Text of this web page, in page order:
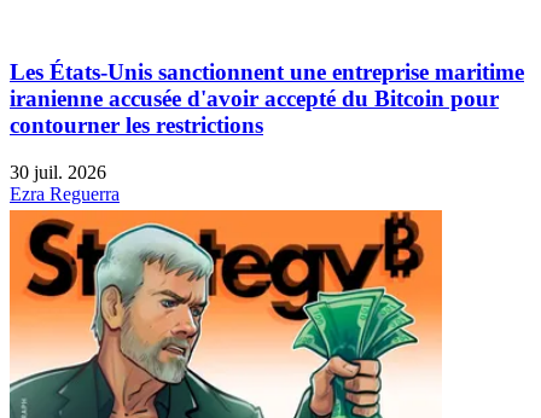
Les États-Unis sanctionnent une entreprise maritime
iranienne accusée d'avoir accepté du Bitcoin pour
contourner les restrictions
30 juil. 2026
Ezra Reguerra